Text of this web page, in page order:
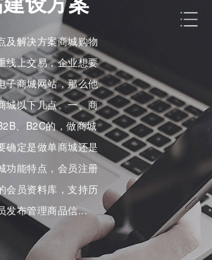
及解决方案商城购物
线上交易，企业想要
子商城网站，那么他
城以下几点。一、商
、B2C的，做商城
确定是做单商城还是
功能特点，会员注册
会员资料库，支持历
发布管理商品信...